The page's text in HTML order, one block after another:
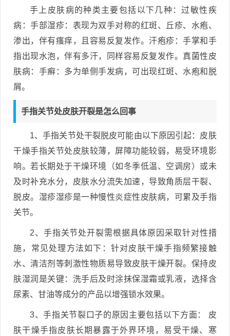
手上皮肤病的种类主要包括以下几种：过敏性疾
病：手部湿疹：表现为双手对称的红斑、丘疹、水疱、
渗出，伴有瘙痒，且容易反复发作。汗疱疹：手掌和手
指出现水泡，伴有多汗，同样容易反复发作。真菌性皮
肤病：手癣：多为单侧手发病，可出现红斑、水疱和脱
屑。
手指关节处皮肤开裂是怎么回事
1、手指关节处干裂脱皮可能由以下原因引起：皮肤
干燥手指关节处皮肤较薄，屏障功能较弱，易受环境影
响。若长期处于干燥环境（如冬季低温、空调房）或未
及时补充水分，皮肤水分流失加速，导致角质层干裂、
脱皮。湿疹湿疹是一种慢性炎症性皮肤病，可累及手指
关节。
2、手指关节处开裂需根据具体原因采取针对性措
施，常见处理方法如下：针对皮肤干燥手指频繁接触
水、清洁剂等刺激性物质易导致皮肤干燥开裂。保持皮
肤湿润是关键：洗手后及时涂抹保湿霜或乳液，选择含
尿素、甘油等成分的产品以增强锁水效果。
3、手指关节裂口子的原因主要包括以下方面： 皮
肤干燥手指皮肤长期暴露于外界环境，易受干燥、寒